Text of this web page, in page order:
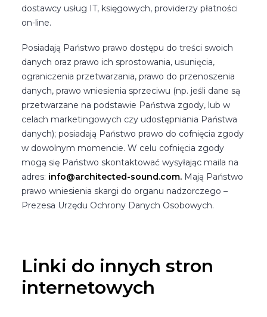
dostawcy usług IT, księgowych, providerzy płatności
on-line.
Posiadają Państwo prawo dostępu do treści swoich
danych oraz prawo ich sprostowania, usunięcia,
ograniczenia przetwarzania, prawo do przenoszenia
danych, prawo wniesienia sprzeciwu (np. jeśli dane są
przetwarzane na podstawie Państwa zgody, lub w
celach marketingowych czy udostępniania Państwa
danych); posiadają Państwo prawo do cofnięcia zgody
w dowolnym momencie. W celu cofnięcia zgody
mogą się Państwo skontaktować wysyłając maila na
adres: info@architected-sound.com. Mają Państwo
prawo wniesienia skargi do organu nadzorczego –
Prezesa Urzędu Ochrony Danych Osobowych.
Linki do innych stron
internetowych